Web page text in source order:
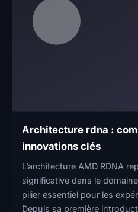
Architecture rdna :
innovations clés
L’architecture AMD RDNA
significative dans le
pilier essentiel pour les
Depuis sa première